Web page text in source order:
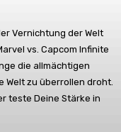
Vernichtung der Welt
vs. Capcom Infinite
die allmächtigen
Welt zu überrollen droht.
teste Deine Stärke in